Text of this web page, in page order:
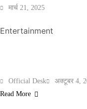
मार्च 21, 2025
Official Desk
Entertainment
Official Desk
अक्टूबर 4,
Read More